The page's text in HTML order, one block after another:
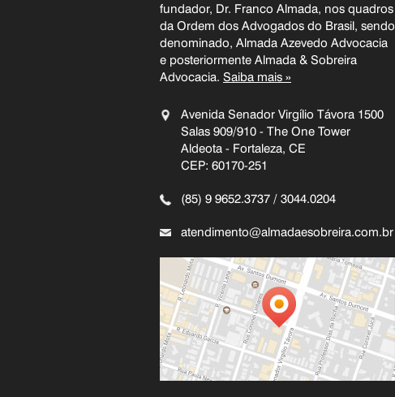
fundador, Dr. Franco Almada, nos quadros
da Ordem dos Advogados do Brasil, sendo
denominado, Almada Azevedo Advocacia
e posteriormente Almada & Sobreira
Advocacia. Saiba mais »
Avenida Senador Virgílio Távora 1500
Salas 909/910 - The One Tower
Aldeota - Fortaleza, CE
CEP: 60170-251
(85) 9 9652.3737 / 3044.0204
atendimento@almadaesobreira.com.br